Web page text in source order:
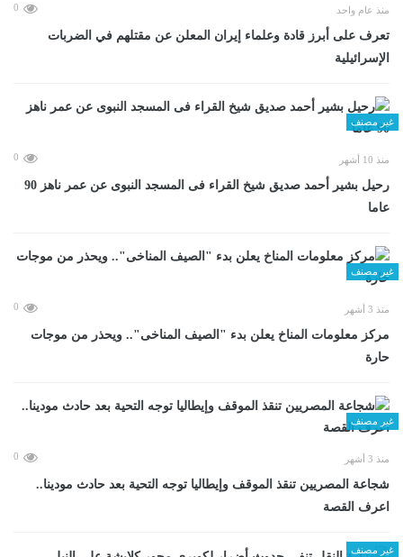
منذ عام واحد 0
تعرف على أبرز قادة وعلماء إيران المعلن عن مقتلهم في الضربات
الإسرائيلية
غير مصنف
منذ 10 أشهر 0
رحيل بشير أحمد صديق شيخ القراء فى المسجد النبوى عن عمر ناهز 90
عاما
غير مصنف
منذ 3 أشهر 0
مركز معلومات المناخ يعلن بدء "الصيف المناخى".. ويحذر من موجات
حارة
غير مصنف
منذ 3 أشهر 0
شجاعة المصريين تنقذ الموقف وإيطاليا توجه التحية بعد حادث مودينا..
اعرف القصة
غير مصنف